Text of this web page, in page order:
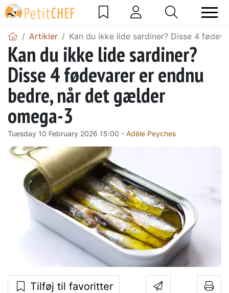
Artikler Kan du ikke lide sardiner? Disse 4
Kan du ikke lide sardiner?
Disse 4 fødevarer er endnu
bedre, når det gælder
omega-3
Tuesday 10 February 2026 15:00 - Adèle Peyches
Tilføj til favoritter